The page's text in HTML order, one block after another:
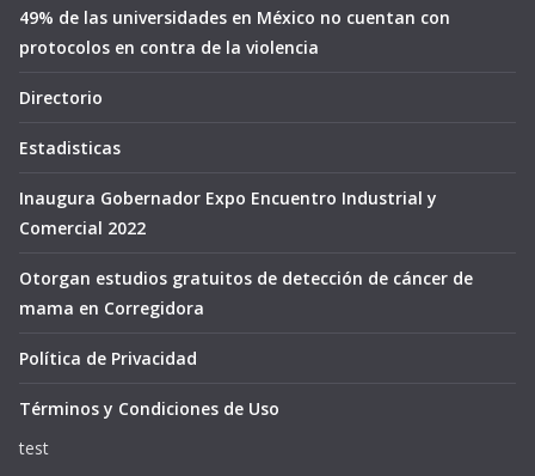
49% de las universidades en México no cuentan con
protocolos en contra de la violencia
Directorio
Estadisticas
Inaugura Gobernador Expo Encuentro Industrial y
Comercial 2022
Otorgan estudios gratuitos de detección de cáncer de
mama en Corregidora
Política de Privacidad
Términos y Condiciones de Uso
test